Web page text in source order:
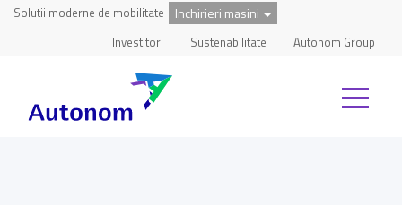
Solutii moderne de mobilitate Inchirieri masini
Investitori Sustenabilitate Autonom Group